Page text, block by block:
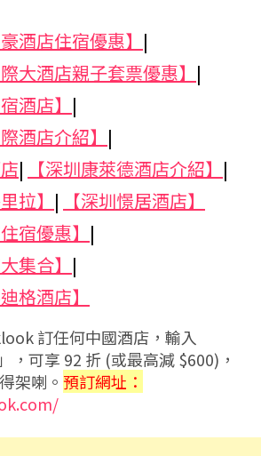
酒店住宿優惠】 |
大酒店親子套票優惠】 |
酒店】 |
酒店介紹】 |
| 【深圳康萊德酒店介紹】 |
拉】 |
【深圳憬居酒店】
宿優惠】 |
集合】 |
格酒店】
訂任何中國酒店，輸入
，可享 92 折 (或最高減 $600)，
架喇。 預訂網址：